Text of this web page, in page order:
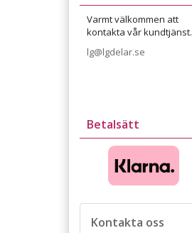
Varmt välkommen att
kontakta vår kundtjänst.
lg@lgdelar.se
Betalsätt
Kontakta oss